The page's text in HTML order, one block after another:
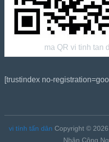
ma QR vi tinh tan
[trustindex no-
vi tính tấn dân Copyright ©
Nhân Công